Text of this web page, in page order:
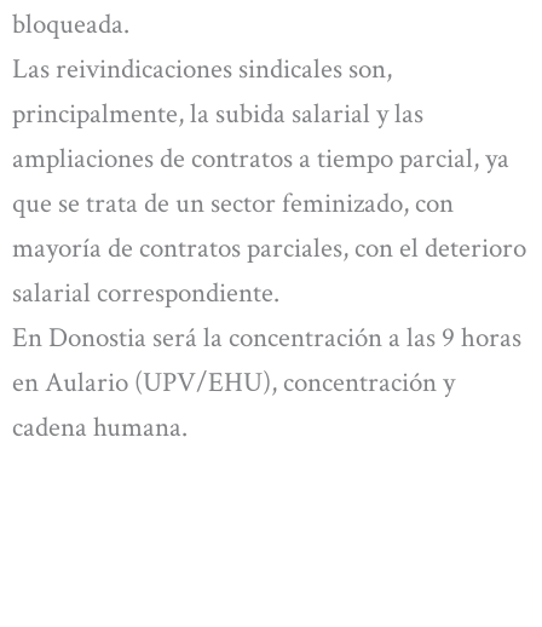
bloqueada.
Las reivindicaciones sindicales son,
principalmente, la subida salarial y las
ampliaciones de contratos a tiempo parcial, ya
que se trata de un sector feminizado, con
mayoría de contratos parciales, con el deterioro
salarial correspondiente.
En Donostia será la concentración a las 9 horas
en Aulario (UPV/EHU), concentración y
cadena humana.